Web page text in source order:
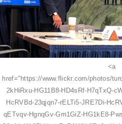
<a
href="https://www.flickr.com/photos/
2kHiRxu-HG11B8-HD4sRf-H7qTxQ-
HcRVBd-23qjqn7-rELTi5-JRE7Di-
qETvqv-HgnqGv-Gm1GiZ-HG1kE8-